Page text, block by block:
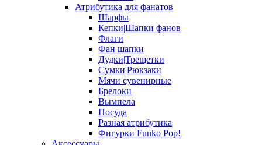
Атрибутика для фанатов
Шарфы
Кепки|Шапки фанов
Флаги
Фан шапки
Дудки|Трещетки
Сумки|Рюкзаки
Мячи сувенирные
Брелоки
Вымпела
Посуда
Разная атрибутика
Фигурки Funko Pop!